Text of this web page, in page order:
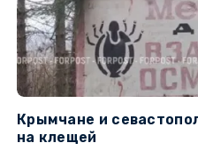
Крымчане и
на клещей